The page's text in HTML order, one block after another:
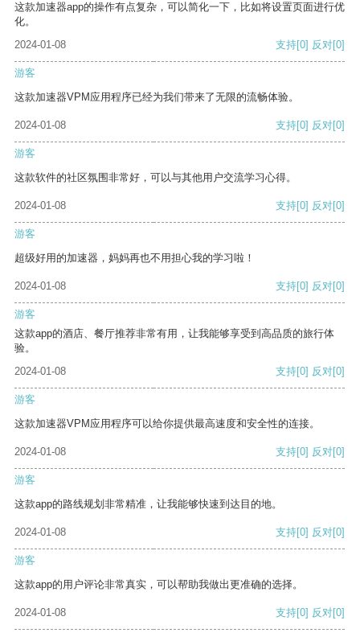
这款加速器app的操作有点复杂，可以简化一下，比如将设置页面进行优
化。
2024-01-08
支持[0] 反对[0]
游客
这款加速器VPM应用程序已经为我们带来了无限的流畅体验。
2024-01-08 支持[0] 反对[0]
游客
这款软件的社区氛围非常好，可以与其他用户交流学习心得。
2024-01-08 支持[0] 反对[0]
游客
超级好用的加速器，妈妈再也不用担心我的学习啦！
2024-01-08 支持[0] 反对[0]
游客
这款app的酒店、餐厅推荐非常有用，让我能够享受到高品质的旅行体
验。
2024-01-08
支持[0] 反对[0]
游客
这款加速器VPM应用程序可以给你提供最高速度和安全性的连接。
2024-01-08 支持[0] 反对[0]
游客
这款app的路线规划非常精准，让我能够快速到达目的地。
2024-01-08 支持[0] 反对[0]
游客
这款app的用户评论非常真实，可以帮助我做出更准确的选择。
2024-01-08 支持[0] 反对[0]